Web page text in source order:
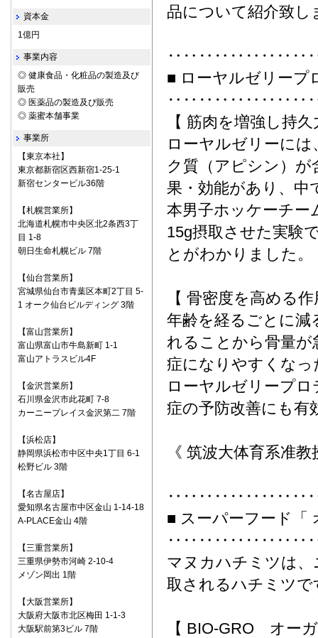
品について紹介致し
■ ローヤルゼリープ
【 筋肉を増強し持
ローヤルゼリーに
ク質（アピシン）
果・効能があり、中
本男子ホッケーチー
15g摂取させた実験
とがわかりました。
【 骨密度を高める
年齢を経るごとに減
れることから骨量が
症になりやすくな
ローヤルゼリープ
症の予防改善にも有
《 筑波大体育系准
■ スーパーフード「
マヌカハチミツは
取されるハチミツで
【 BIO-GRO オー
資本金
1億円
事業内容
◎ 健康食品・化粧品の製造及び
販売
◎ 医薬品の製造及び販売
◎ 薬蜜本舗事業
事業所
【東京本社】
東京都新宿区西新宿1-25-1
新宿センタービル36階
【札幌営業所】
北海道札幌市中央区北2条西3丁
目 1-8
朝日生命札幌ビル 7階
【仙台営業所】
宮城県仙台市青葉区本町2丁目 5-
1 オーク仙台ビルディング 3階
【富山営業所】
富山県富山市牛島新町 1-1
富山アトラスビル4F
【金沢営業所】
石川県金沢市此花町 7-8
カーニープレイス金沢第二 7階
【浜松店】
静岡県浜松市中区中央1丁目 6-1
松野ビル 3階
【名古屋店】
愛知県名古屋市中区金山 1-14-18
A-PLACE金山 4階
【三重営業所】
三重県伊勢市河崎 2-10-4
メゾン岡出 1階
【大阪営業所】
大阪府大阪市北区梅田 1-1-3
大阪駅前第3ビル 7階